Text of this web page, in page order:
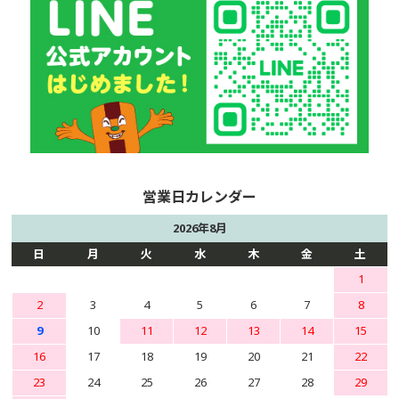
2026年8月
日
月 火 水 木 金
土
1
2
3 4 5 6 7
8
9
10 11 12 13 14
15
16
17 18 19 20 21
22
23
24 25 26 27 28
29